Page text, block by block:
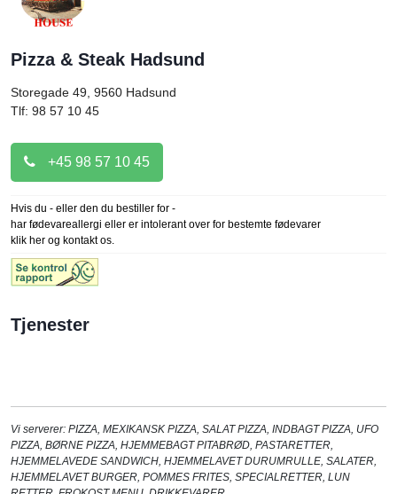
Pizza & Steak Hadsund
Storegade 49, 9560 Hadsund
Tlf: 98 57 10 45
+45 98 57 10 45
Hvis du - eller den du bestiller for -
har fødevareallergi eller er intolerant over for bestemte fødevarer
klik her og kontakt os.
Tjenester
Vi serverer: PIZZA, MEXIKANSK PIZZA, SALAT PIZZA, INDBAGT PIZZA, UFO
PIZZA, BØRNE PIZZA, HJEMMEBAGT PITABRØD, PASTARETTER,
HJEMMELAVEDE SANDWICH, HJEMMELAVET DURUMRULLE, SALATER,
HJEMMELAVET BURGER, POMMES FRITES, SPECIALRETTER, LUN